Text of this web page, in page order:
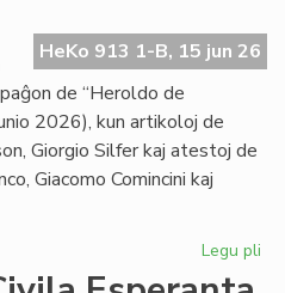
en
HeKo 913 1-B, 15 jun 26
de “Heroldo de
2026), kun artikoloj de
Giorgio Silfer kaj atestoj de
Giacomo Comincini kaj
Legu pli